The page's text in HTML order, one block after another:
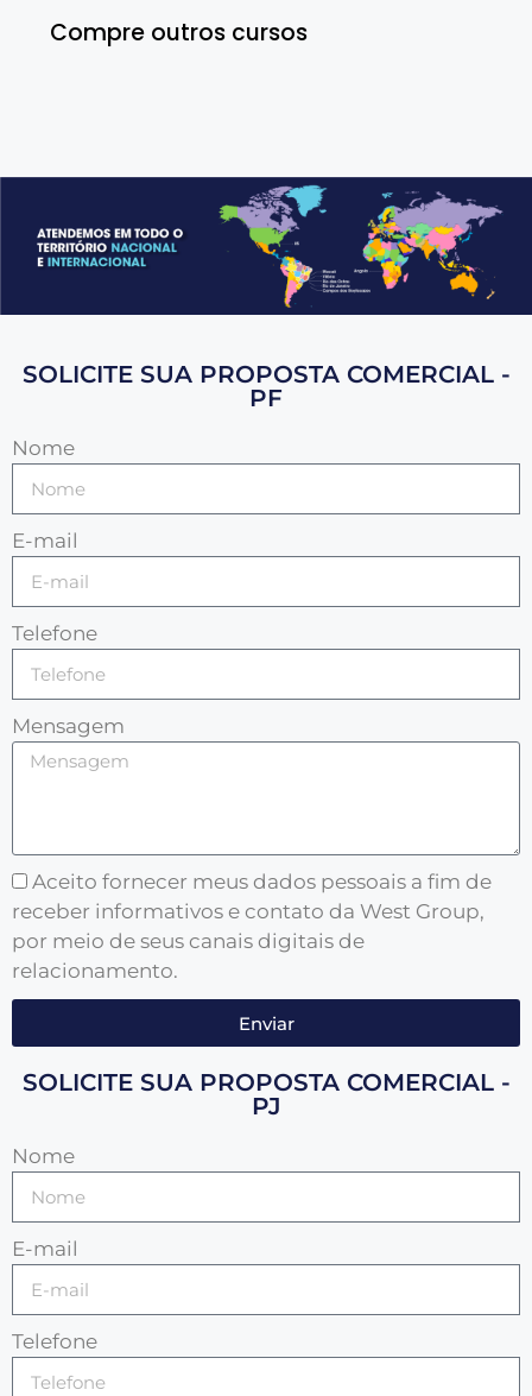
Compre outros cursos
SOLICITE SUA PROPOSTA COMERCIAL -
PF
Nome
E-mail
Telefone
Mensagem
Aceito fornecer meus dados pessoais a fim de
receber informativos e contato da West Group,
por meio de seus canais digitais de
relacionamento.
Enviar
SOLICITE SUA PROPOSTA COMERCIAL -
PJ
Nome
E-mail
Telefone